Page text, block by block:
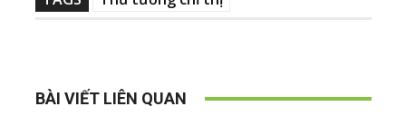
BÀI VIẾT LIÊN QUAN